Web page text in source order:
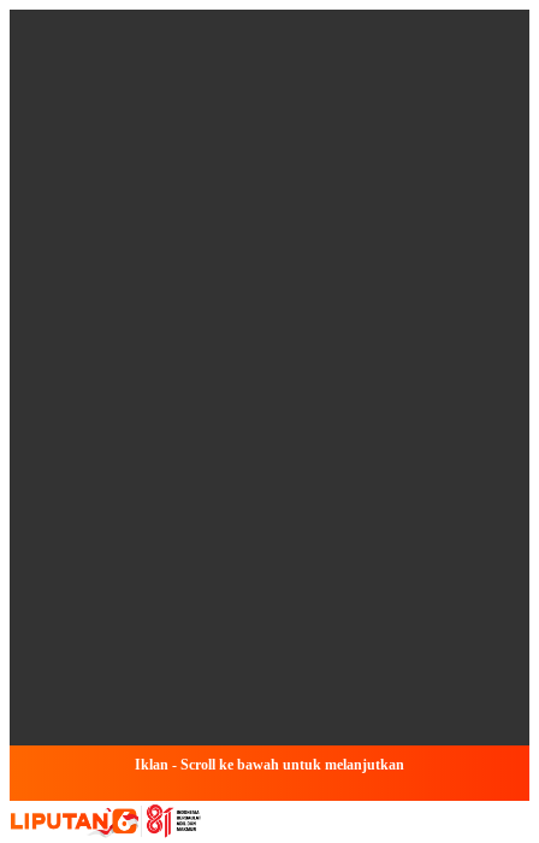
Iklan - Scroll ke bawah untuk melanjutkan